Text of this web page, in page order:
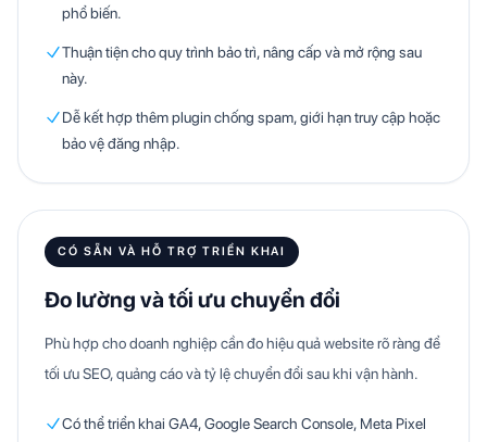
phổ biến.
Thuận tiện cho quy trình bảo trì, nâng cấp và mở rộng sau
này.
Dễ kết hợp thêm plugin chống spam, giới hạn truy cập hoặc
bảo vệ đăng nhập.
CÓ SẴN VÀ HỖ TRỢ TRIỂN KHAI
Đo lường và tối ưu chuyển đổi
Phù hợp cho doanh nghiệp cần đo hiệu quả website rõ ràng để
tối ưu SEO, quảng cáo và tỷ lệ chuyển đổi sau khi vận hành.
Có thể triển khai GA4, Google Search Console, Meta Pixel